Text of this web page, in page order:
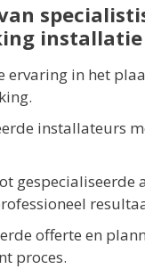
installatie
ervaring in het
installateurs
offerte en
proces.